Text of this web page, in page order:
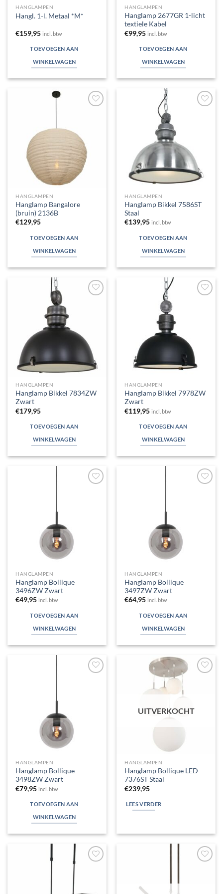
HANGLAMPEN
Hangl. 1-l. Metaal *M*
€159,95 incl. btw
TOEVOEGEN AAN
WINKELWAGEN
HANGLAMPEN
Hanglamp 2677GR 1-licht
textiele Kabel
€99,95 incl. btw
TOEVOEGEN AAN
WINKELWAGEN
HANGLAMPEN
Hanglamp Bangalore
(bruin) 2136B
€129,95
TOEVOEGEN AAN
WINKELWAGEN
HANGLAMPEN
Hanglamp Bikkel 7586ST
Staal
€139,95 incl. btw
TOEVOEGEN AAN
WINKELWAGEN
HANGLAMPEN
Hanglamp Bikkel 7834ZW
Zwart
€179,95
TOEVOEGEN AAN
WINKELWAGEN
HANGLAMPEN
Hanglamp Bikkel 7978ZW
Zwart
€119,95 incl. btw
TOEVOEGEN AAN
WINKELWAGEN
HANGLAMPEN
Hanglamp Bollique
3496ZW Zwart
€49,95 incl. btw
TOEVOEGEN AAN
WINKELWAGEN
HANGLAMPEN
Hanglamp Bollique
3497ZW Zwart
€64,95 incl. btw
TOEVOEGEN AAN
WINKELWAGEN
HANGLAMPEN
Hanglamp Bollique
3498ZW Zwart
€79,95 incl. btw
TOEVOEGEN AAN
WINKELWAGEN
Toevoegen
verlanglijst
UITVERKOCHT
HANGLAMPEN
Hanglamp Bollique LED
7376ST Staal
€239,95
LEES VERDER
Toevoegen